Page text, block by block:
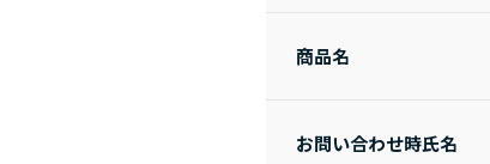
商品名
お問い合わせ時氏名